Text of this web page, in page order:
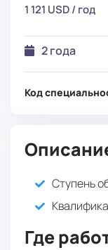
1 121 USD / год
2 года
Код
Ступень
Где